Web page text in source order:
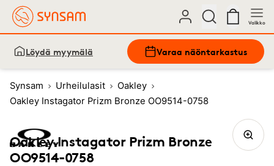
Valikko
Löydä myymälä Varaa näöntarkastus
Synsam Urheilulasit
Oakley
Oakley Instagator Prizm Bronze OO9514-0758
Oakley Instagator Prizm Bronze
OO9514-0758